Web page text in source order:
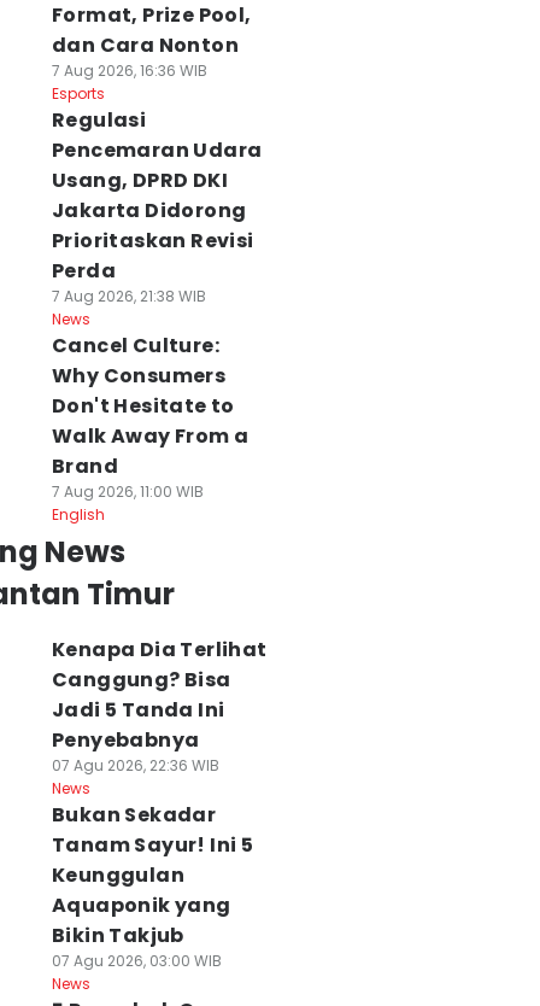
Format, Prize Pool,
dan Cara Nonton
7 Aug 2026, 16:36 WIB
Esports
Regulasi
Pencemaran Udara
Usang, DPRD DKI
Jakarta Didorong
Prioritaskan Revisi
Perda
7 Aug 2026, 21:38 WIB
News
Cancel Culture:
Why Consumers
Don't Hesitate to
Walk Away From a
Brand
7 Aug 2026, 11:00 WIB
English
News
Timur
Kenapa Dia Terlihat
Canggung? Bisa
Jadi 5 Tanda Ini
Penyebabnya
07 Agu 2026, 22:36 WIB
News
Bukan Sekadar
Tanam Sayur! Ini 5
Keunggulan
Aquaponik yang
Bikin Takjub
07 Agu 2026, 03:00 WIB
News